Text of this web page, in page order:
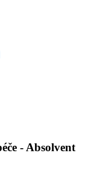
- Absolvent